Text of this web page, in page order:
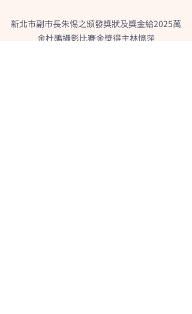
新北市副市長朱惕之頒發獎狀及獎金給2025萬
金杜鵑攝影比賽金獎得主林憶萍